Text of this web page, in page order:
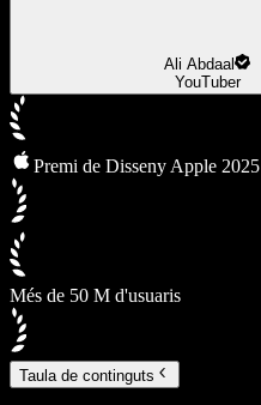
Ali Abdaal
YouTuber
Premi de Disseny Apple 2025
Més de 50 M d'usuaris
Taula de continguts